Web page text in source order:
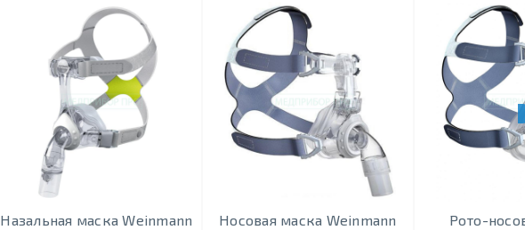
Назальная маска Weinmann
Носовая маска Weinmann
Рото-